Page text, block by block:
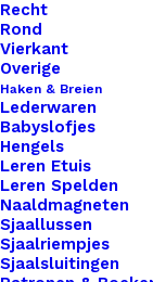
Recht
Rond
Vierkant
Overige
Haken & Breien
Lederwaren
Babyslofjes
Hengels
Leren Etuis
Leren Spelden
Naaldmagneten
Sjaallussen
Sjaalriempjes
Sjaalsluitingen
€2,45
Catona 50 is
garen.
bijvoorbeeld